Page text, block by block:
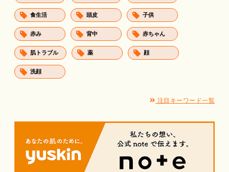
食生活 頭皮 子供
赤み 背中 赤ちゃん
肌トラブル 薬 顔
洗顔
注目キーワード一覧